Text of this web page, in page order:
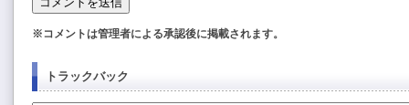
※コメントは管理者による承認後に掲載されます。
トラックバック